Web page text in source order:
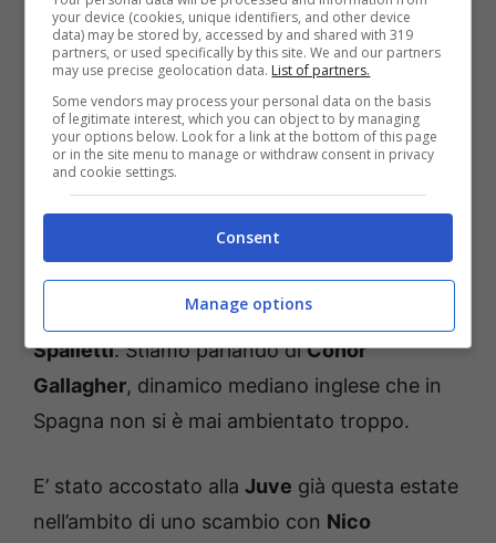
continua ad essere un ectoplasma. O
comunque un lontano parente di quello visto
all’Atalanta. In tal senso, l’unico che convince
Thuram, per giunta adesso KO. In tal senso,
in vista di gennaio la
interesse in casaAtletico Madridper un
profilo che non è più centrale nel progetto di
Simeonee che può essere, per
caratteristiche, perfetto perLuciano
Spalletti. Stiamo parlando diConor
Gallagher, dinamico mediano inglese che in
Spagna non si è mai ambientato troppo.
E’ stato accostato alla Juve già questa estate
nell’ambito di uno scambio con Nico
your device (cookies, unique identifiers, and other device
data) may be stored by, accessed by and shared with 319
partners, or used specifically by this site. We and our partners
may use precise geolocation data. List of partners.
Some vendors may process your personal data on the basis
of legitimate interest, which you can object to by managing
your options below. Look for a link at the bottom of this page
or in the site menu to manage or withdraw consent in privacy
and cookie settings.
Consent
Manage options